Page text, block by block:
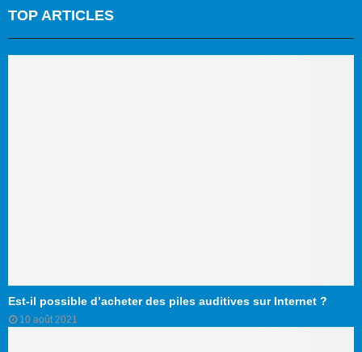
TOP ARTICLES
Est-il possible d’acheter des piles auditives sur Internet ?
10 août 2021